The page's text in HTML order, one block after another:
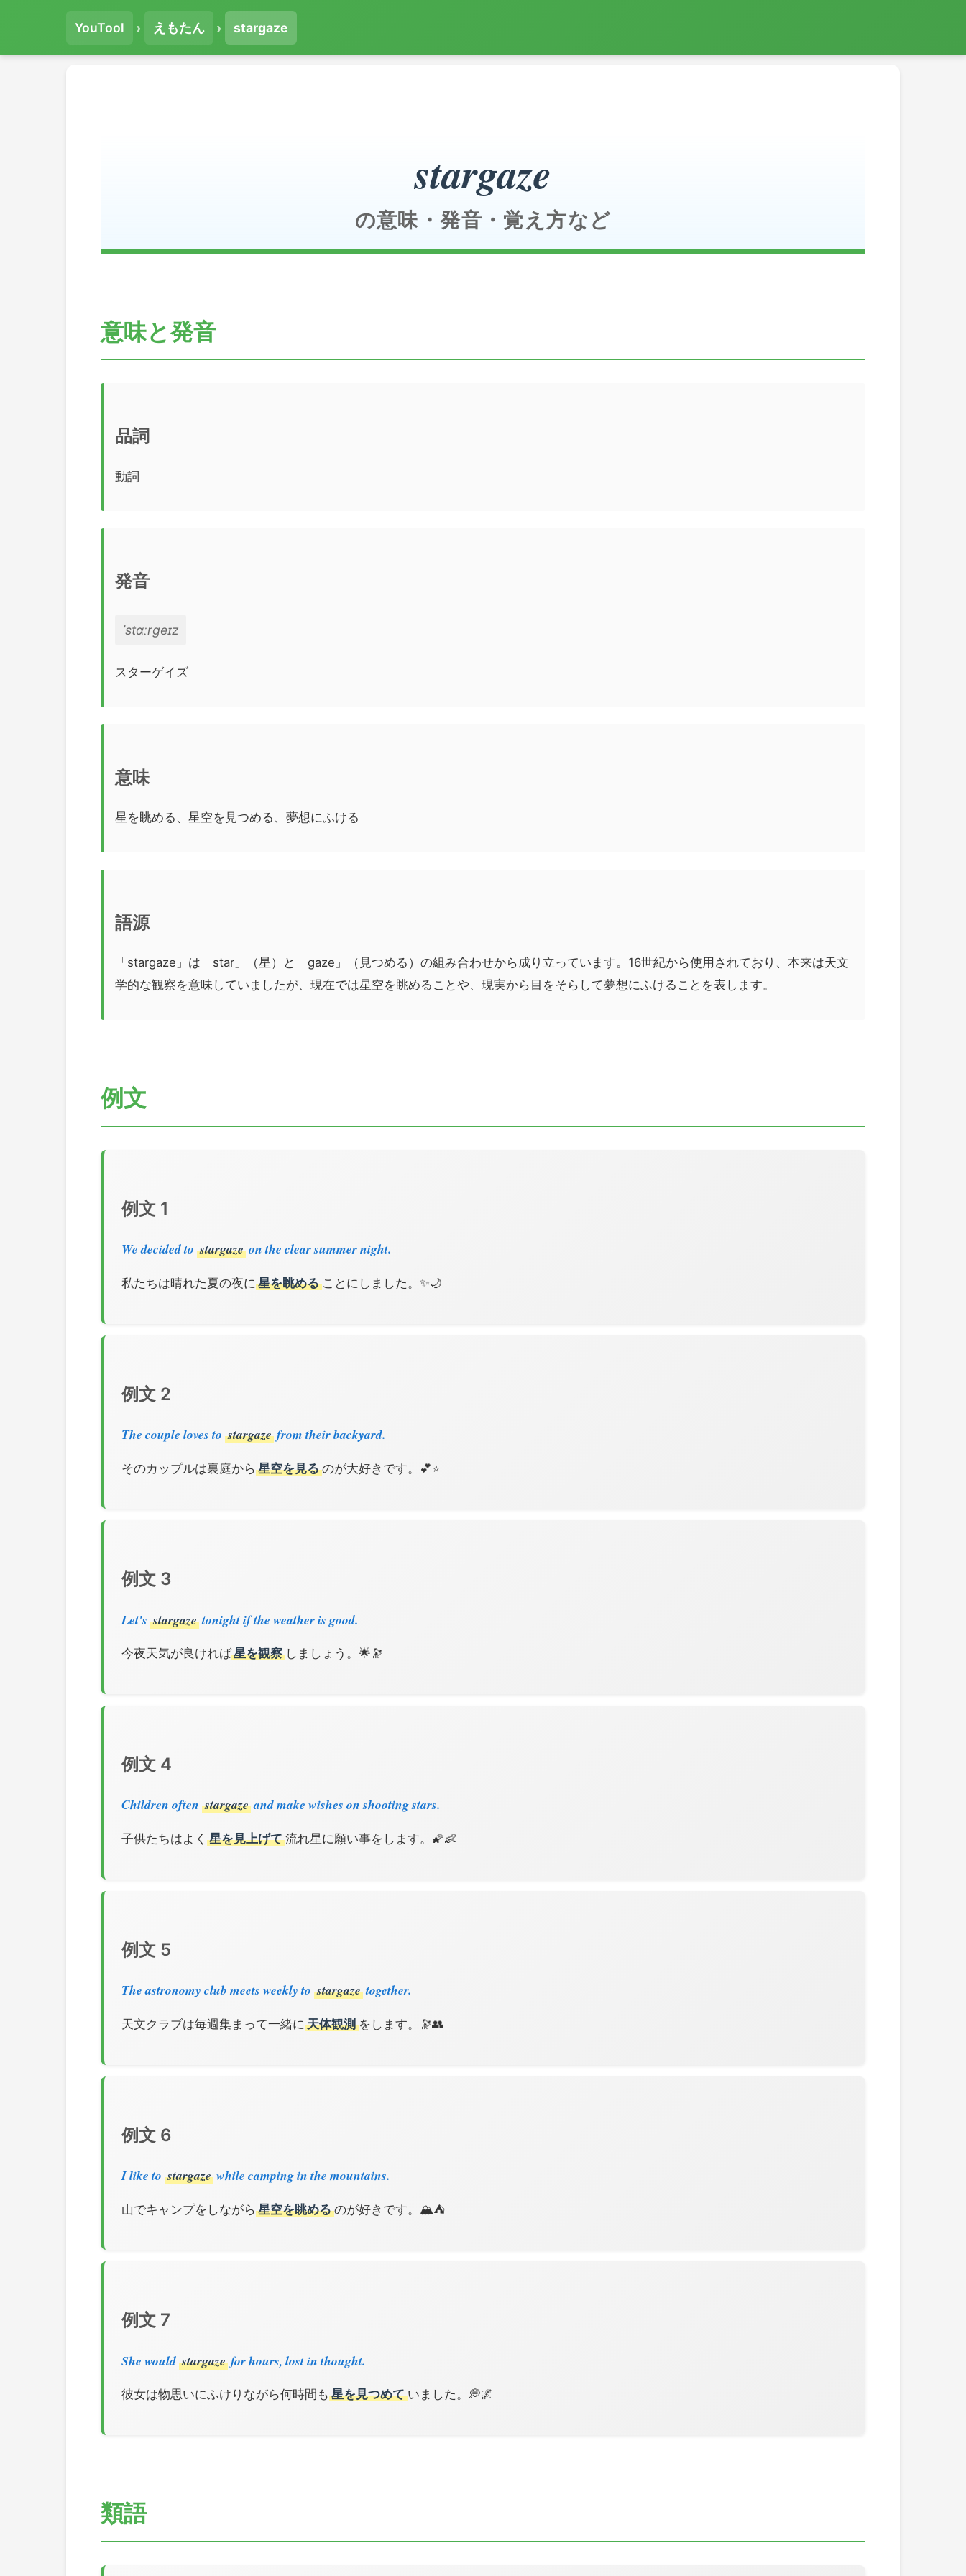
YouTool › えもたん › stargaze
stargaze
の意味・発音・覚え方など
意味と発音
品詞
動詞
発音
ˈstɑːrɡeɪz
スターゲイズ
意味
星を眺める、星空を見つめる、夢想にふける
語源
「stargaze」は「star」（星）と「gaze」（見つめる）の組み合わせから成り立っています。16世紀から使用されており、本来は天文
学的な観察を意味していましたが、現在では星空を眺めることや、現実から目をそらして夢想にふけることを表します。
例文
例文 1
We decided to stargaze on the clear summer night.
私たちは晴れた夏の夜に 星を眺めることにしました。✨🌙
例文 2
The couple loves to stargaze from their backyard.
そのカップルは裏庭から 星空を見るのが大好きです。💕⭐
例文 3
Let's stargaze tonight if the weather is good.
今夜天気が良ければ星を観察しましょう。🌟🔭
例文 4
Children often stargaze and make wishes on shooting stars.
子供たちはよく 星を見上げて流れ星に願い事をします。🌠👶
例文 5
The astronomy club meets weekly to stargaze together.
天文クラブは毎週集まって一緒に 天体観測をします。🔭👥
例文 6
I like to stargaze while camping in the mountains.
山でキャンプをしながら 星空を眺めるのが好きです。🏔️⛺
例文 7
She would stargaze for hours, lost in thought.
彼女は物思いにふけりながら何時間も 星を見つめていました。💭🌌
類語